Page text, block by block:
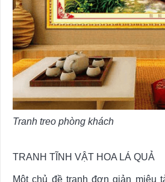
Tranh treo phòng khách
TRANH TĨNH VẬT HOA LÁ QUẢ
Một chủ đề tranh đơn giản miêu